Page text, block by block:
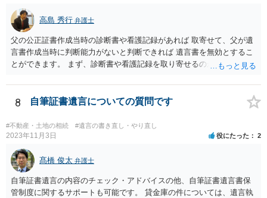
高島 秀行 弁護士
父の公正証書作成当時の診断書や看護記録があれば 取寄せて、父が遺
言書作成当時に判断能力がないと判断できれば 遺言書を無効とするこ
とができます。 まず、診断書や看護記録を取り寄せるのが重要となり
いと思います。
8 自筆証書遺言についての質問です
#不動産・土地の相続 #遺言の書き直し・やり直し
2023年11月3日 役にたった 2
髙橋 俊太 弁護士
自筆証書遺言の内容のチェック・アドバイスの他、自筆証書遺言書保
管制度に関するサポートも可能です。 貸金庫の件については、遺言執